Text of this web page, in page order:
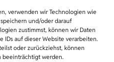
verwenden wir Technologien wie
und/oder darauf
zustimmst, können wir Daten
IDs auf dieser Website verarbeiten.
oder zurückziehst, können
beeinträchtigt werden.